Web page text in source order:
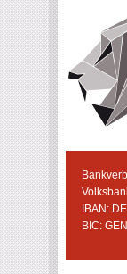
IBAN:
BIC: